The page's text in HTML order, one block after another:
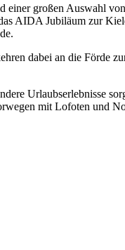
einer großen Auswahl
AIDA Jubiläum zur
dabei an die Förde
Urlaubserlebnisse
mit Lofoten und